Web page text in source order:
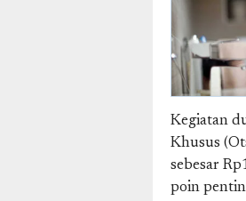
Kegiatan
Khusus
sebesar
poin